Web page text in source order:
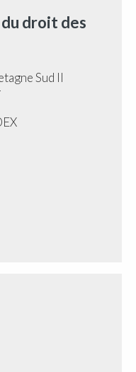
droit des
Sud II